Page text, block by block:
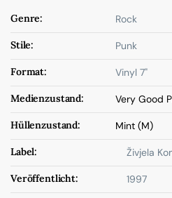
Genre: Rock
Stile: Punk
Format: Vinyl 7"
Medienzustand: Very Good
Hüllenzustand: Mint (M)
Label: Živjela
Veröffentlicht: 1997